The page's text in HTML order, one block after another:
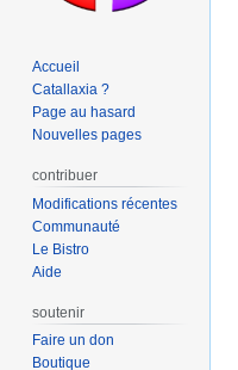
Accueil
Catallaxia ?
Page au hasard
Nouvelles pages
contribuer
Modifications récentes
Communauté
Le Bistro
Aide
soutenir
Faire un don
Boutique